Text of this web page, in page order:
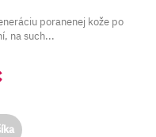
poranenej kože po
na such...